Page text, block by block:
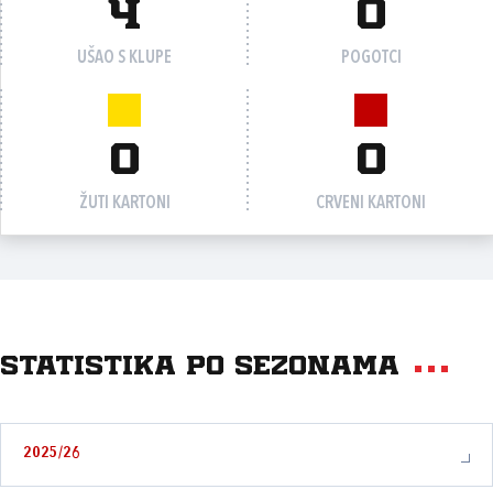
4
UŠAO S KLUPE
0
POGOTCI
0
ŽUTI KARTONI
0
CRVENI KARTONI
Statistika po sezonama
2025/26